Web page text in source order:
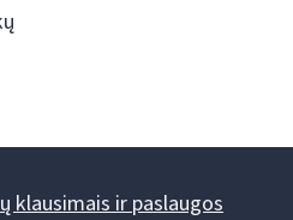
klausimais ir paslaugos